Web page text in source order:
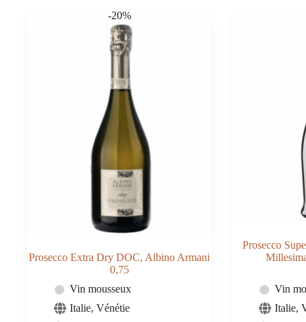
-20%
Prosecco Extra Dry DOC, Albino Armani
0,75
Vin mousseux
Italie, Vénétie
Prosecco
Vin
Italie,